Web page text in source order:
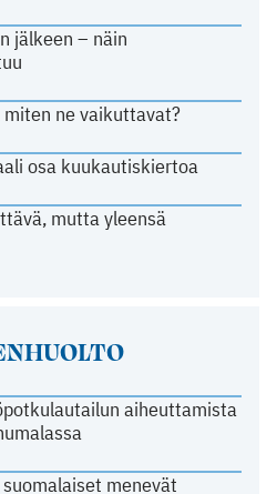
jälkeen – näin
ne vaikuttavat?
osa kuukautiskiertoa
mutta yleensä
aiheuttamista
menevät